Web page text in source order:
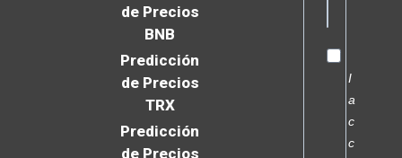
de Precios
BNB
Predicción
de Precios
TRX
Predicción
de Precios
I
a
c
c